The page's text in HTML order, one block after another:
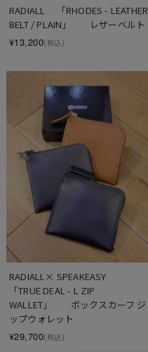
RADIALL 　「RHODES - LEATHER
BELT / PLAIN」　　レザーベルト
¥13,200(税込)
RADIALL× SPEAKEASY
「TRUE DEAL - L ZIP
WALLET」　　ボックスカーフ ジ
ップウォレット
¥29,700(税込)